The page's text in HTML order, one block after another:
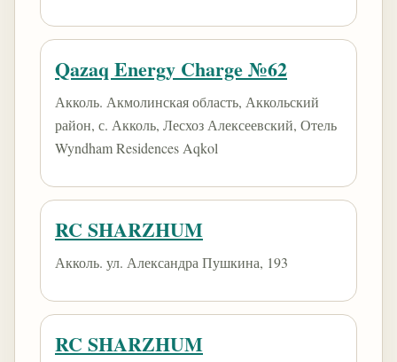
Qazaq Energy Charge №62
Акколь. Акмолинская область, Аккольский
район, с. Акколь, Лесхоз Алексеевский, Отель
Wyndham Residences Aqkol
RC SHARZHUM
Акколь. ул. Александра Пушкина, 193
RC SHARZHUM